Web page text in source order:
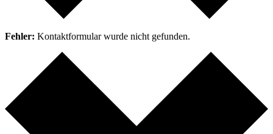
Fehler: Kontaktformular wurde nicht gefunden.